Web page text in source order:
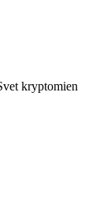
kryptomien